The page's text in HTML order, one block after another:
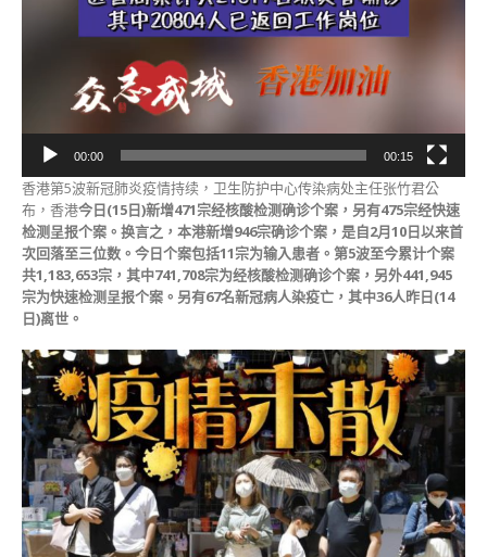
00:00 00:15
香港第5波新冠肺炎疫情持续，卫生防护中心传染病处主任张竹君公
布，香港今日(15日)新增471宗经核酸检测确诊个案，另有475宗经快速
检测呈报个案。换言之，本港新增946宗确诊个案，是自2月10日以来首
次回落至三位数。今日个案包括11宗为输入患者。第5波至今累计个案
共1,183,653宗，其中741,708宗为经核酸检测确诊个案，另外441,945
宗为快速检测呈报个案。另有67名新冠病人染疫亡，其中36人昨日(14
日)离世。